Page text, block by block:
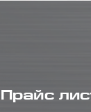
Прайс